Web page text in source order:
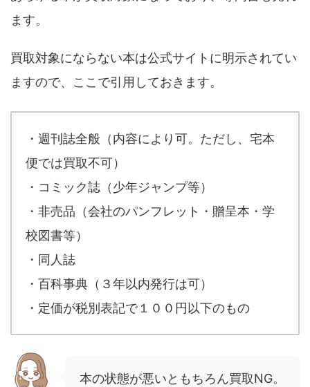
ます。
買取対象にならない本は公式サイトに明示されてい
ますので、ここで引用しておきます。
・週刊誌全般（内容により可。ただし、宅本
便では買取不可）
・コミック誌（少年ジャンプ等）
・非売品（会社のパンフレット・贈呈本・学
校図書等）
・同人誌
・百科事典（３年以内発行は可）
・定価が税別表記で１００円以下のもの
本の状態が悪いともちろん買取NG。